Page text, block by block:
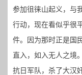
参加徂徕山起义，与
行动，现在看似乎很
件。因为那时正是国
直入，如入无人之境
抗日军队，杀了大汉